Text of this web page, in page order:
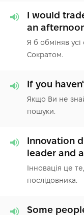
I would
an
Я б обміняв усі
Сократом.
If you
Якщо Ви не
пошуки.
Innovation
leader and
Інновація це
послідовника.
Some